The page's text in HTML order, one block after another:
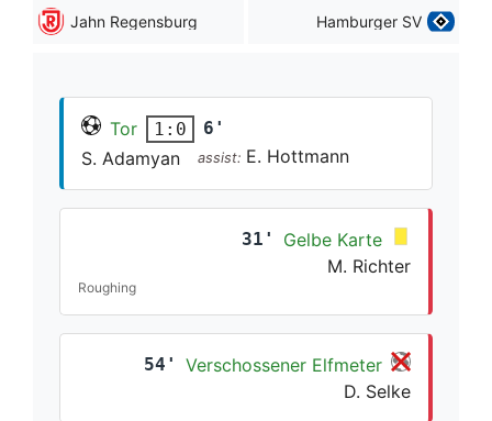
Jahn Regensburg Hamburger SV
Tor 1:0 6'
S. Adamyan assist: E. Hottmann
31'
Gelbe Karte
M. Richter
Roughing
54'
Verschossener Elfmeter
D. Selke